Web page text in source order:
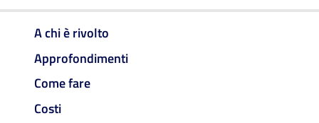
A chi è rivolto
Approfondimenti
Come fare
Costi